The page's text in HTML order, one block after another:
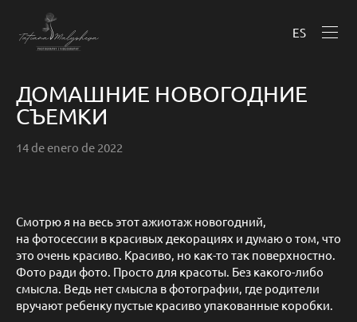
ES
ДОМАШНИЕ НОВОГОДНИЕ
СЪЕМКИ
14 de enero de 2022
Смотрю я на весь этот ажиотаж новогодний,
на фотосессии в красивых декорациях и думаю о том, что
это очень красиво. Красиво, но как-то так поверхностно.
Фото ради фото. Просто для красоты. Без какого-либо
смысла. Ведь нет смысла в фотографии, где родители
вручают ребенку пустые красиво упакованные коробки.